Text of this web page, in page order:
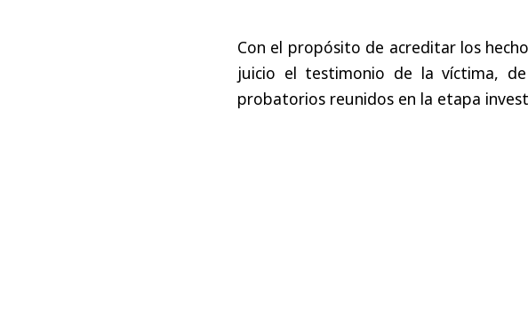
Con el propósito de acreditar los
juicio el testimonio de la víctima,
probatorios reunidos en la etapa